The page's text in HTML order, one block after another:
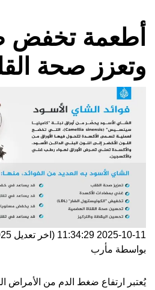
أطعمة تخفض
وتعزز صحة
2025-10-11 11:34:29 (اخر تعديل 11:34:29
بواسطة مأرب
يُعتبر ارتفاع ضغط الدم من الأمراض